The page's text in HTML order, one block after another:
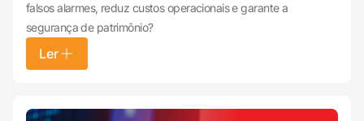
falsos alarmes, reduz custos operacionais e garante a
segurança de patrimônio?
Ler